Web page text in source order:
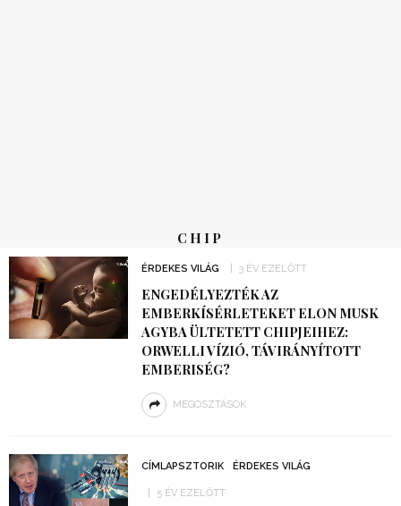
CHIP
ÉRDEKES VILÁG 3 ÉV EZELŐTT
ENGEDÉLYEZTÉK AZ
EMBERKÍSÉRLETEKET ELON MUSK
AGYBA ÜLTETETT CHIPJEIHEZ:
ORWELLI VÍZIÓ, TÁVIRÁNYÍTOTT
EMBERISÉG?
MEGOSZTÁSOK
CÍMLAPSZTORIK ÉRDEKES VILÁG
5 ÉV EZELŐTT